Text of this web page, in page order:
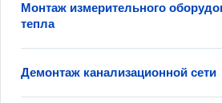
Монтаж измерительного
тепла
Демонтаж канализационной сети